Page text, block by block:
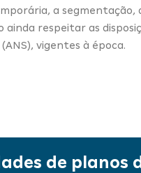
a
respeitar as
vigentes à época.
de planos